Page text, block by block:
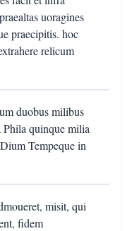
uoragines
praecipitis. hoc
relicum
duobus milibus
Phila quinque milia
Tempeque in
misit, qui
fidem